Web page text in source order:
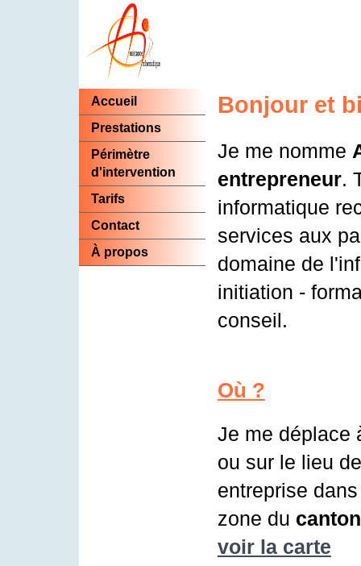
Accueil
Prestations
Périmètre
d'intervention
Tarifs
Contact
À propos
Bonjour et
Je me nomme
entrepreneur.
informatique
services aux
domaine de
initiation -
conseil.
Où ?
Je me déplace
ou sur le lieu
entreprise
zone du
voir la carte